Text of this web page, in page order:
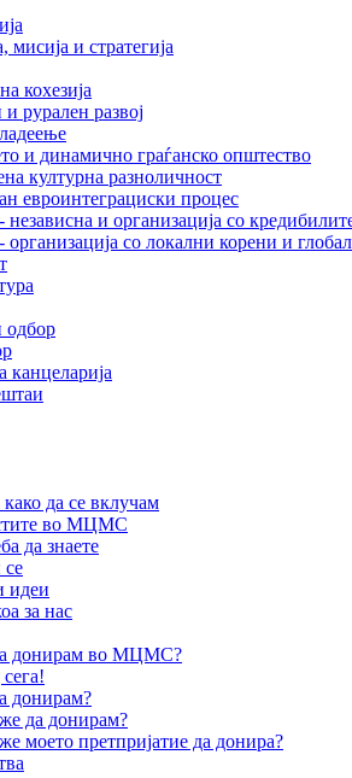
мисија и стратегија
кохезија
рурален развој
и динамично граѓанско општество
културна разноличност
евроинтеграциски процес
и организација со
со локални корени и
одбор
канцеларија
да се вклучам
во МЦМС
да знаете
се
идеи
за нас
донирам во МЦМС?
донирам?
да донирам?
моето претпријатие да донира?